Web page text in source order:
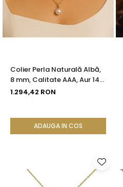
Seturi Perle cu Argint
Brățări cu Perle
Pandantive cu Perle
Colier Perla Naturală Albă,
8 mm, Calitate AAA, Aur 14K
(aur 585) | KASKADDA®
1.294,42 RON
ADAUGA IN COS